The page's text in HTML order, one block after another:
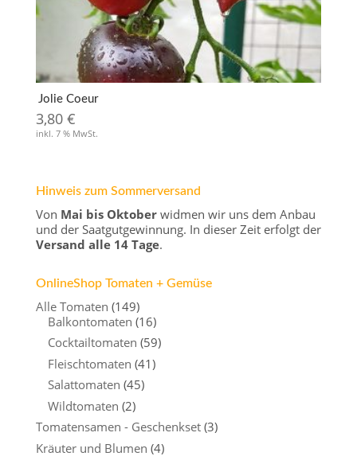
Jolie Coeur
3,80 €
inkl. 7 % MwSt.
Hinweis zum Sommerversand
Von Mai bis Oktoberwidmen wir uns dem Anbau
und der Saatgutgewinnung. In dieser Zeit erfolgt der
Versand alle 14 Tage.
OnlineShop Tomaten + Gemüse
Alle Tomaten (149)
Balkontomaten (16)
Cocktailtomaten (59)
Fleischtomaten (41)
Salattomaten (45)
Wildtomaten (2)
Tomatensamen - Geschenkset (3)
Kräuter und Blumen (4)